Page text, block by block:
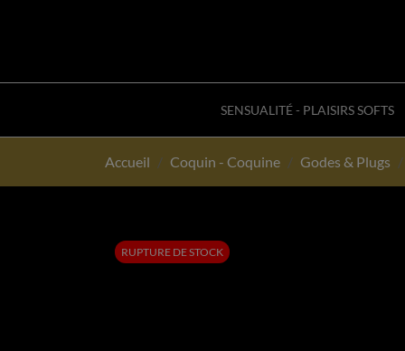
SENSUALITÉ - PLAISIRS SOFTS
Accueil Coquin - Coquine Godes & Plugs
RUPTURE DE STOCK